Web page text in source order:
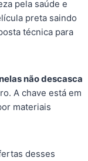
pela saúde e
preta saindo
técnica para
não descasca
A chave está em
materiais
desses